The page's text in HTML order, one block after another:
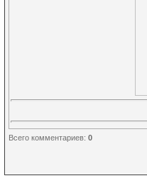
Всего комментариев: 0